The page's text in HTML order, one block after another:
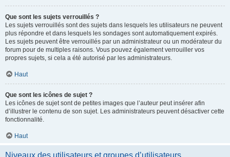
Que sont les sujets verrouillés ?
Les sujets verrouillés sont des sujets dans lesquels les utilisateurs ne peuvent
plus répondre et dans lesquels les sondages sont automatiquement expirés.
Les sujets peuvent être verrouillés par un administrateur ou un modérateur du
forum pour de multiples raisons. Vous pouvez également verrouiller vos
propres sujets, si cela a été autorisé par les administrateurs.
Haut
Que sont les icônes de sujet ?
Les icônes de sujet sont de petites images que l’auteur peut insérer afin
d’illustrer le contenu de son sujet. Les administrateurs peuvent désactiver cette
fonctionnalité.
Haut
Niveaux des utilisateurs et groupes d’utilisateurs